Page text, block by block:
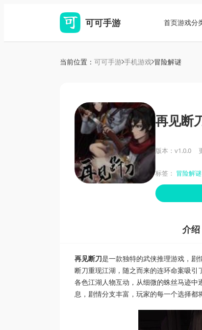
可可手游 首页游戏分
当前位置： 可可手游 手机游戏 冒险解谜
再见断
版本：v1.0.0
标签： 冒险解谜
介绍
再见断刀是一款独特的武侠推理游戏，剧
断刀重现江湖，随之而来的连环命案吸
各色江湖人物互动，从细微的蛛丝马迹
息，剧情分支丰富，玩家的每一个选择都